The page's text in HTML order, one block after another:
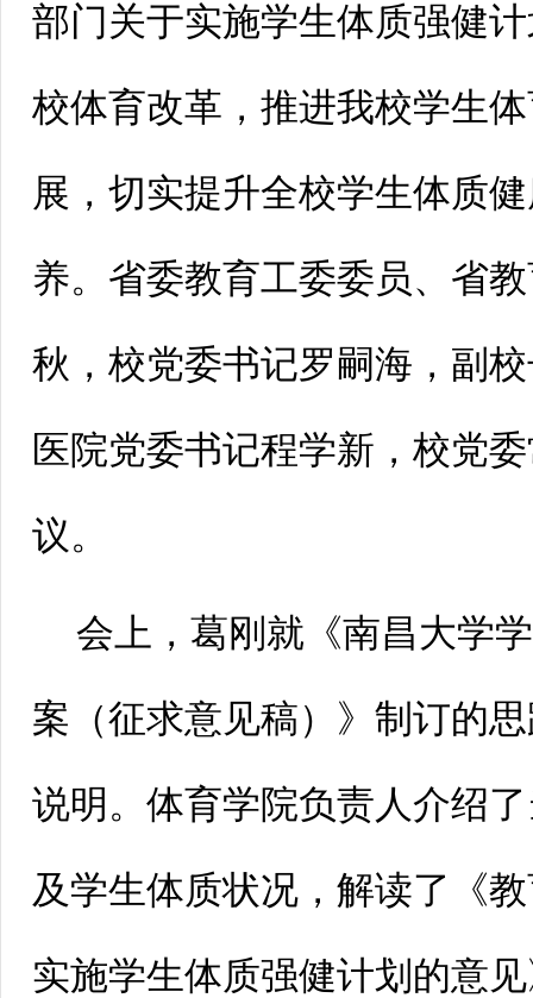
部门关于实施学生体质强健
校体育改革，推进我校学生
展，切实提升全校学生体质
养。省委教育工委委员、省
秋，校党委书记罗嗣海，副
医院党委书记程学新，校党
议。
会上，葛刚就《南昌大学
案（征求意见稿）》制订的
说明。体育学院负责人介绍
及学生体质状况，解读了《
实施学生体质强健计划的意